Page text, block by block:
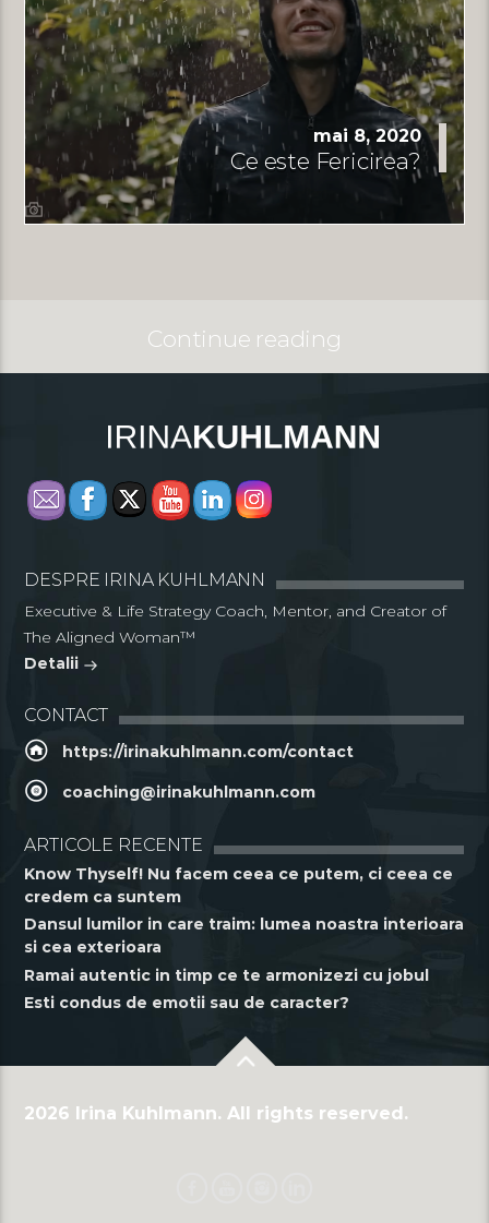
mai 8, 2020
Ce este Fericirea?
Continue reading
DESPRE IRINA KUHLMANN
Executive & Life Strategy Coach, Mentor, and Creator of
The Aligned Woman™
Detalii
CONTACT
https://irinakuhlmann.com/contact
coaching@irinakuhlmann.com
ARTICOLE RECENTE
Know Thyself! Nu facem ceea ce putem, ci ceea ce
credem ca suntem
Dansul lumilor in care traim: lumea noastra interioara
si cea exterioara
Ramai autentic in timp ce te armonizezi cu jobul
Esti condus de emotii sau de caracter?
2026 Irina Kuhlmann. All rights reserved.